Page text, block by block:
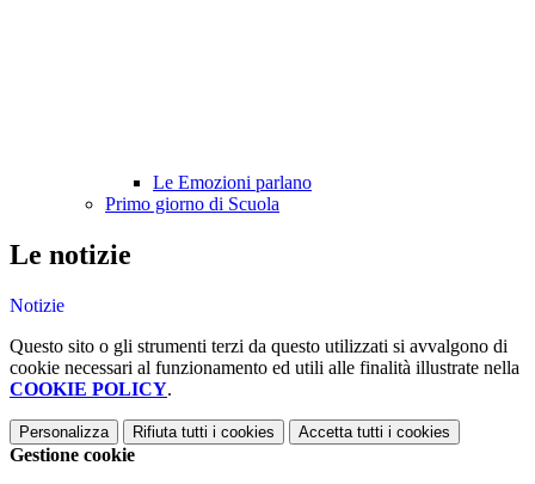
Le Emozioni parlano
Primo giorno di Scuola
Le notizie
Notizie
Questo sito o gli strumenti terzi da questo utilizzati si avvalgono di
cookie necessari al funzionamento ed utili alle finalità illustrate nella
COOKIE POLICY.
Personalizza Rifiuta tutti i cookies Accetta tutti i cookies
Gestione cookie